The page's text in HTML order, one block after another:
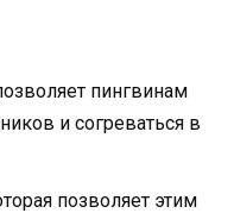
пингвинам
и согреваться в
позволяет этим